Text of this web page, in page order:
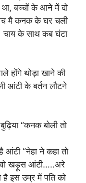
था, बच्चों के आने में दो
मै कनक के घर चली
के साथ कब घंटा
होंगे थोड़ा खाने की
आंटी के बर्तन लौटने
“कनक बोली तो
“नेहा ने कहा तो
खड़ूस आंटी…..अरे
है इस उम्र में पति को